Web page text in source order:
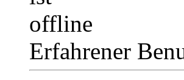
Erfahrener